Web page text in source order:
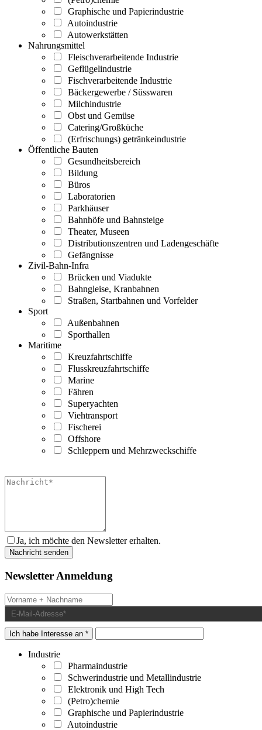
Graphische und Papierindustrie
Autoindustrie
Autowerkstätten
Nahrungsmittel
Fleischverarbeitende Industrie
Geflügelindustrie
Fischverarbeitende Industrie
Bäckergewerbe / Süsswaren
Milchindustrie
Obst und Gemüse
Catering/Großküche
(Erfrischungs) getränkeindustrie
Öffentliche Bauten
Gesundheitsbereich
Bildung
Büros
Laboratorien
Parkhäuser
Bahnhöfe und Bahnsteige
Theater, Museen
Distributionszentren und Ladengeschäfte
Gefängnisse
Zivil-Bahn-Infra
Brücken und Viadukte
Bahngleise, Kranbahnen
Straßen, Startbahnen und Vorfelder
Sport
Außenbahnen
Sporthallen
Maritime
Kreuzfahrtschiffe
Flusskreuzfahrtschiffe
Marine
Fähren
Superyachten
Viehtransport
Fischerei
Offshore
Schleppern und Mehrzweckschiffe
Ja, ich möchte den Newsletter erhalten.
Newsletter Anmeldung
Ich habe Interesse an *
Industrie
Pharmaindustrie
Schwerindustrie und Metallindustrie
Elektronik und High Tech
(Petro)chemie
Graphische und Papierindustrie
Autoindustrie